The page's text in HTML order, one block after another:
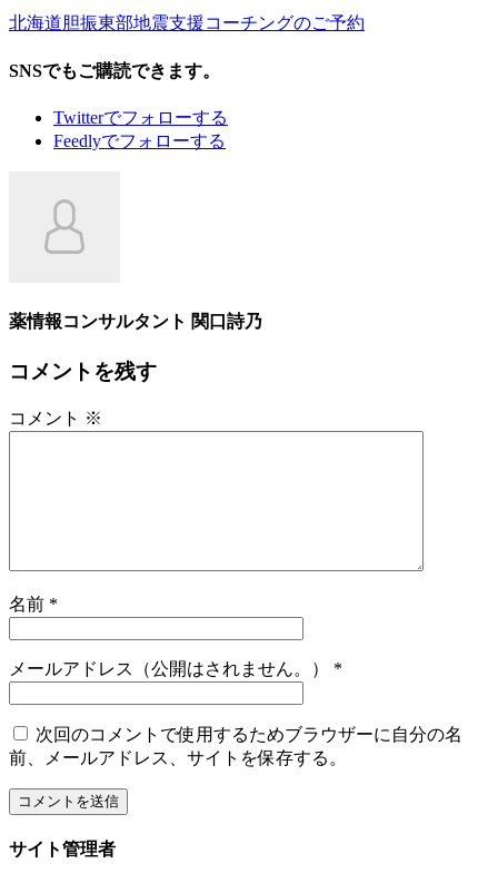
北海道胆振東部地震支援コーチングのご予約
SNSでもご購読できます。
Twitterでフォローする
Feedlyでフォローする
薬情報コンサルタント 関口詩乃
コメントを残す
コメント ※
名前 *
メールアドレス（公開はされません。） *
次回のコメントで使用するためブラウザーに自分の名
前、メールアドレス、サイトを保存する。
サイト管理者